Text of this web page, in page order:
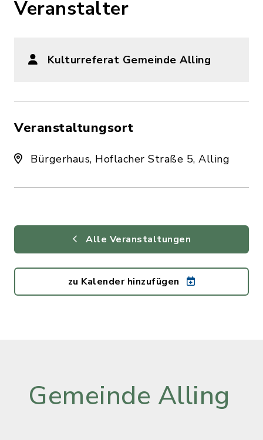
Veranstalter
Kulturreferat Gemeinde Alling
Veranstaltungsort
Bürgerhaus, Hoflacher Straße 5, Alling
Alle Veranstaltungen
zu Kalender hinzufügen
Gemeinde Alling